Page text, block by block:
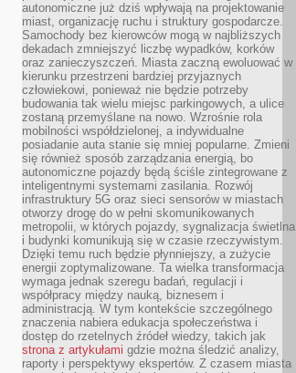
autonomiczne już dziś wpływają na projektowanie
miast, organizację ruchu i struktury gospodarcze.
Samochody bez kierowców mogą w najbliższych
dekadach zmniejszyć liczbę wypadków, korków
oraz zanieczyszczeń. Miasta zaczną ewoluować w
kierunku przestrzeni bardziej przyjaznych
człowiekowi, ponieważ nie będzie potrzeby
budowania tak wielu miejsc parkingowych, a ulice
zostaną przemyślane na nowo. Wzrośnie rola
mobilności współdzielonej, a indywidualne
posiadanie auta stanie się mniej popularne. Zmieni
się również sposób zarządzania energią, bo
autonomiczne pojazdy będą ściśle zintegrowane z
inteligentnymi systemami zasilania. Rozwój
infrastruktury 5G oraz sieci sensorów w miastach
otworzy drogę do w pełni skomunikowanych
metropolii, w których pojazdy, sygnalizacja świetlna
i budynki komunikują się w czasie rzeczywistym.
Dzięki temu ruch będzie płynniejszy, a zużycie
energii zoptymalizowane. Ta wielka transformacja
wymaga jednak szeregu badań, regulacji i
współpracy między nauką, biznesem i
administracją. W tym kontekście szczególnego
znaczenia nabiera edukacja społeczeństwa i
dostęp do rzetelnych źródeł wiedzy, takich jak
strona z artykułami gdzie można śledzić analizy,
raporty i perspektywy ekspertów. Z czasem miasta